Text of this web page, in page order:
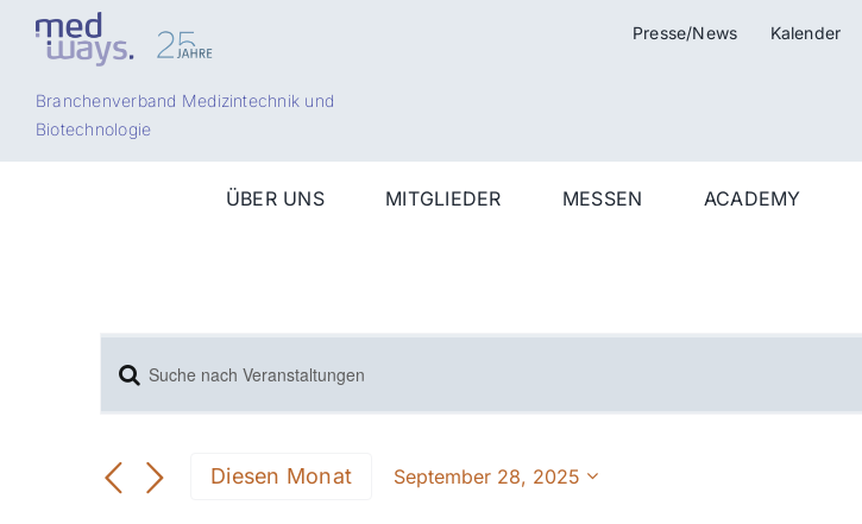
Zum
Inhalt
Branchenverband Medizintechnik und
Biotechnologie
Presse/News Kalender
ÜBER UNS MITGLIEDER MESSEN ACADEMY
Veranstaltungen
und
Schlüsselwort
nach
Veranstaltungen
Diesen Monat September 28, 2025